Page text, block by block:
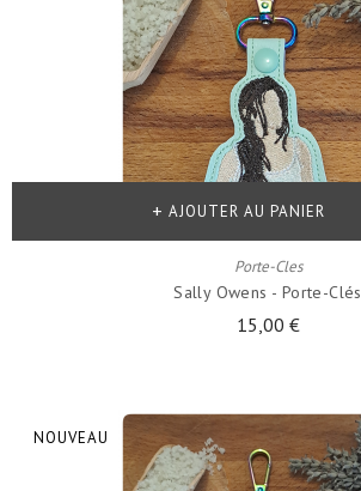
Porte-Cles
Sally Owens - Porte-Clés
15,00 €
AJOUTER AU PANIER
NOUVEAU